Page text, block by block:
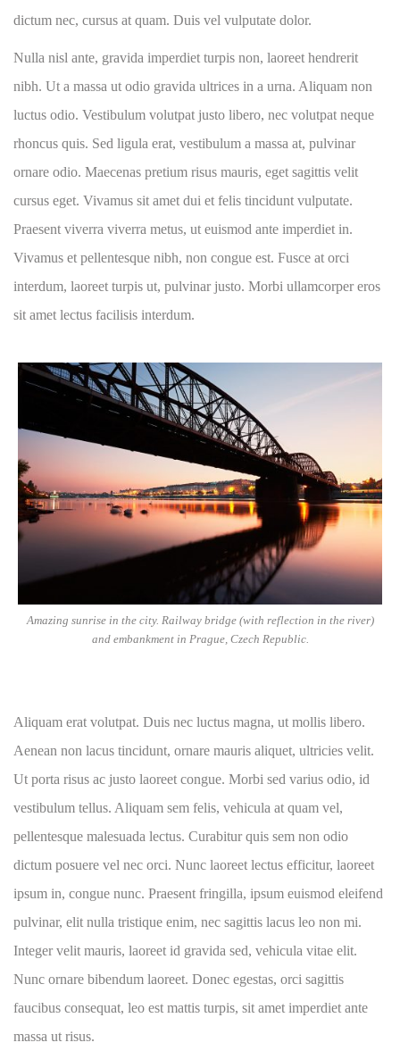
dictum nec, cursus at quam. Duis vel vulputate dolor.
Nulla nisl ante, gravida imperdiet turpis non, laoreet hendrerit
nibh. Ut a massa ut odio gravida ultrices in a urna. Aliquam non
luctus odio. Vestibulum volutpat justo libero, nec volutpat neque
rhoncus quis. Sed ligula erat, vestibulum a massa at, pulvinar
ornare odio. Maecenas pretium risus mauris, eget sagittis velit
cursus eget. Vivamus sit amet dui et felis tincidunt vulputate.
Praesent viverra viverra metus, ut euismod ante imperdiet in.
Vivamus et pellentesque nibh, non congue est. Fusce at orci
interdum, laoreet turpis ut, pulvinar justo. Morbi ullamcorper eros
sit amet lectus facilisis interdum.
Amazing sunrise in the city. Railway bridge (with reflection in the river)
and embankment in Prague, Czech Republic.
Aliquam erat volutpat. Duis nec luctus magna, ut mollis libero.
Aenean non lacus tincidunt, ornare mauris aliquet, ultricies velit.
Ut porta risus ac justo laoreet congue. Morbi sed varius odio, id
vestibulum tellus. Aliquam sem felis, vehicula at quam vel,
pellentesque malesuada lectus. Curabitur quis sem non odio
dictum posuere vel nec orci. Nunc laoreet lectus efficitur, laoreet
ipsum in, congue nunc. Praesent fringilla, ipsum euismod eleifend
pulvinar, elit nulla tristique enim, nec sagittis lacus leo non mi.
Integer velit mauris, laoreet id gravida sed, vehicula vitae elit.
Nunc ornare bibendum laoreet. Donec egestas, orci sagittis
faucibus consequat, leo est mattis turpis, sit amet imperdiet ante
massa ut risus.